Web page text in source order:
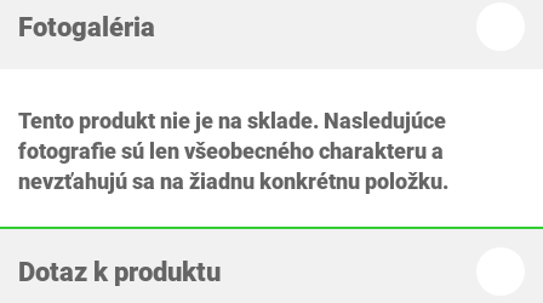
Fotogaléria
Tento produkt nie je na sklade. Nasledujúce
fotografie sú len všeobecného charakteru a
nevzťahujú sa na žiadnu konkrétnu položku.
Dotaz k produktu